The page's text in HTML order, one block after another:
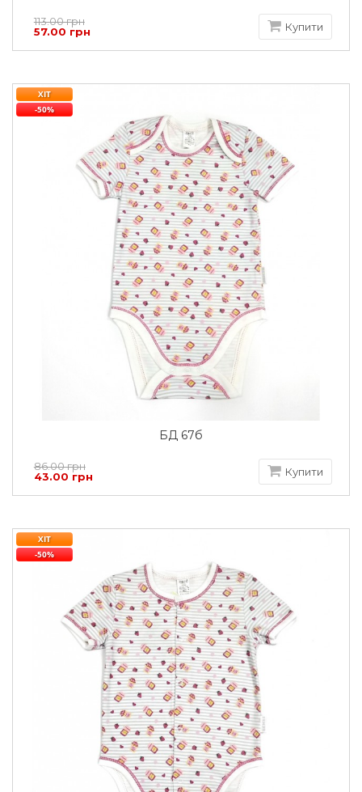
113.00 грн
57.00 грн
Купити
БД 67б
ХІТ
-50%
86.00 грн
43.00 грн
Купити
ХІТ
-50%